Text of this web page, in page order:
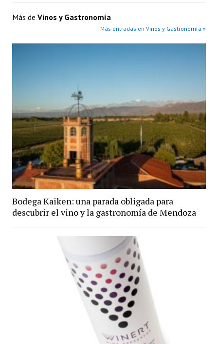
Más de Vinos y Gastronomía
Más entradas en Vinos y Gastronomía »
Bodega Kaiken: una parada obligada para
descubrir el vino y la gastronomía de Mendoza